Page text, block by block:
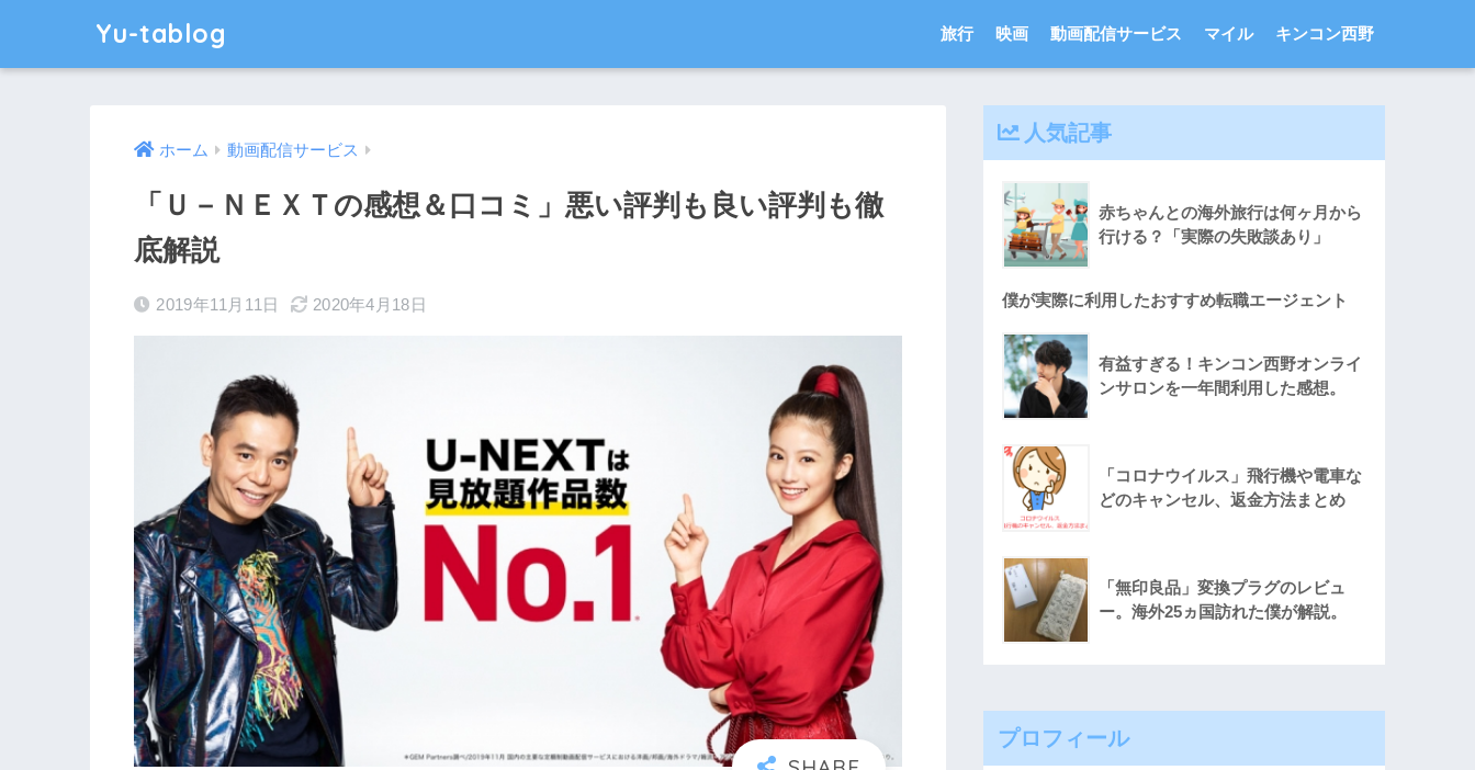
Yu-tablog 旅行 映画 動画配信サービス マイル キンコン西野
ホーム 動画配信サービス
「Ｕ－ＮＥＸＴの感想＆口コミ」悪い評判も良い評判も徹
底解説
2019年11月11日 2020年4月18日
人気記事
赤ちゃんとの海外旅行は何ヶ月から
行ける？「実際の失敗談あり」
僕が実際に利用したおすすめ転職エージェント
有益すぎる！キンコン西野オンライ
ンサロンを一年間利用した感想。
「コロナウイルス」飛行機や電車な
どのキャンセル、返金方法まとめ
「無印良品」変換プラグのレビュ
ー。海外25ヵ国訪れた僕が解説。
プロフィール